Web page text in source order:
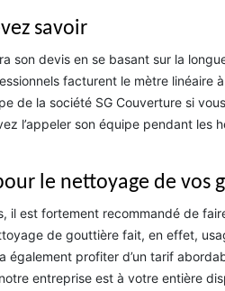
savoir
son devis en se basant sur la
facturent le mètre linéaire
de la société SG Couverture si
l’appeler son équipe pendant les
le nettoyage de vos
est fortement recommandé de
de gouttière fait, en effet,
profiter d’un tarif
entreprise est à votre entière